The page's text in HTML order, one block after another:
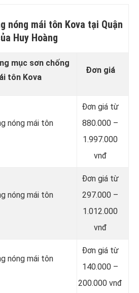
nóng mái tôn Kova tại Quận
Huy Hoàng
mục sơn chống
tôn Kova
Đơn giá
nóng mái tôn
Đơn giá từ
880.000 –
1.997.000
vnđ
nóng mái tôn
Đơn giá từ
297.000 –
1.012.000
vnđ
nóng mái tôn
Đơn giá từ
140.000 –
200.000 vnđ